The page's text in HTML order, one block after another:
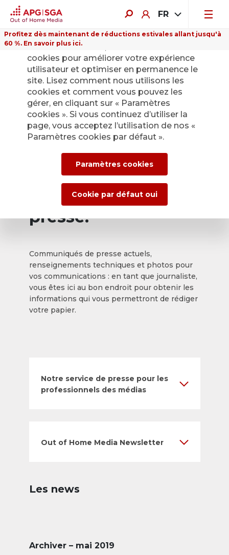
FR
Profitez dès maintenant de réductions estivales allant jusqu'à
60 %. En savoir plus ici.
Retour
Service de presse
d’APG|SGA pour les
actualités et les
communiqués de
presse.
Communiqués de presse actuels,
renseignements techniques et photos pour
vos communications : en tant que journaliste,
vous êtes ici au bon endroit pour obtenir les
informations qui vous permettront de rédiger
votre papier.
Notre service de presse pour les
professionnels des médias
Out of Home Media Newsletter
Les news
Archiver – mai 2019
Sur ce site Internet, nous utilisons des
cookies pour améliorer votre expérience
utilisateur et optimiser en permanence le
site. Lisez comment nous utilisons les
cookies et comment vous pouvez les
gérer, en cliquant sur « Paramètres
cookies ». Si vous continuez d’utiliser la
page, vous acceptez l’utilisation de nos «
Paramètres cookies par défaut ».
Paramètres cookies
Cookie par défaut oui